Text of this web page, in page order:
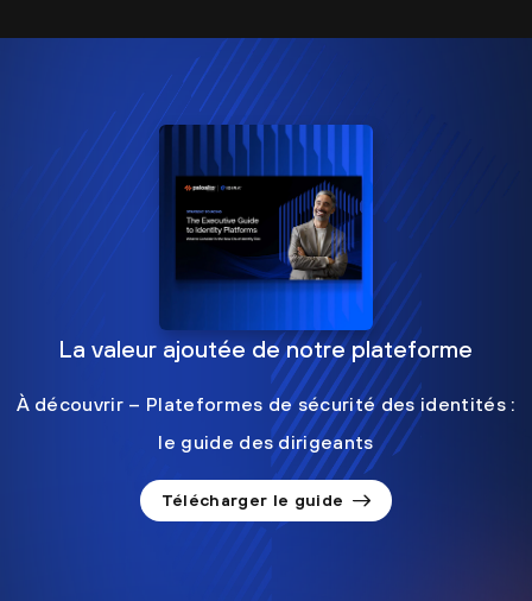
La valeur ajoutée de notre plateforme
À découvrir – Plateformes de sécurité des identités :
le guide des dirigeants
Télécharger le guide